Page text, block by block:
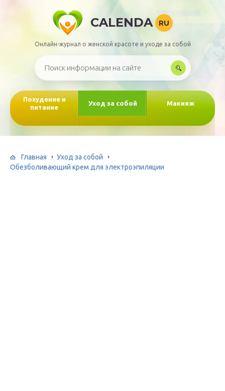
CALENDA RU
Онлайн-журнал о женской красоте и уходе за собой
Похудение и
питание
Уход за собой Макияж
Главная
Уход за собой
Обезболивающий крем для электроэпиляции